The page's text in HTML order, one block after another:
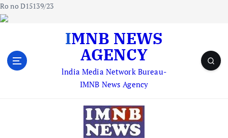
Ro no D15139/23
IMNB NEWS
AGENCY
lndia Media Network Bureau-
IMNB News Agency